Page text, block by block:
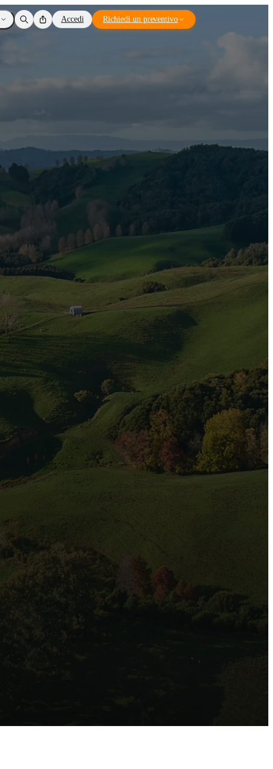
Accedi Richiedi un preventivo